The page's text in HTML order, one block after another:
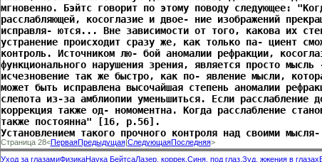
мгновенно. Бэйтс говорит по этому поводу следующее:
расслабляющей, косоглазие и двое- ние изображений
исправля- ются... Вне зависимости от того, какова их
устранение происходит сразу же, как только па- циент
контроль. Источником лю- бой аномалии рефракции,
функционального нарушения зрения, является просто
исчезновение так же быстро, как по- явление мысли,
может быть исправлена высочайшая степень аномалии
слепота из-за амблиопии уменьшиться. Если расслабление
коррекция также од- номоментна. Когда расслабление
также постоянна" [16, р.56].
Установлением такого прочного контроля над своими мысля-
Страница 28<ПерваяПредыдущая|СледующаяПоследняя>
Уход за глазамиФизикаНаука БейтсаЛазер. коррек. Синя. под глаз. Зуд, жжения в глазах